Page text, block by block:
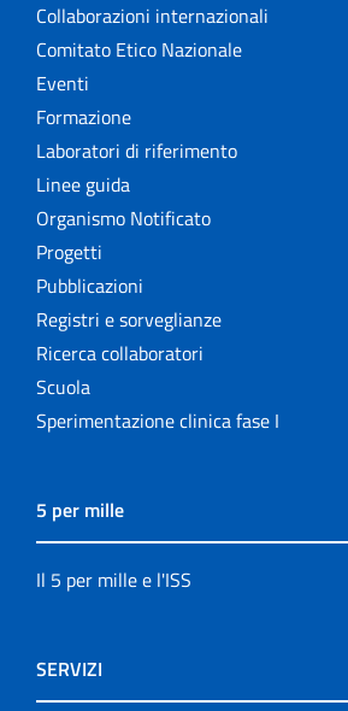
Collaborazioni internazionali
Comitato Etico Nazionale
Eventi
Formazione
Laboratori di riferimento
Linee guida
Organismo Notificato
Progetti
Pubblicazioni
Registri e sorveglianze
Ricerca collaboratori
Scuola
Sperimentazione clinica fase I
5 per mille
Il 5 per mille e l'ISS
SERVIZI